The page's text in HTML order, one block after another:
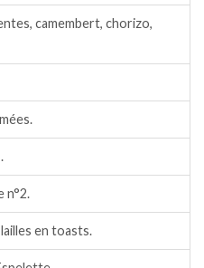
camembert, chorizo,
n°2.
en toasts.